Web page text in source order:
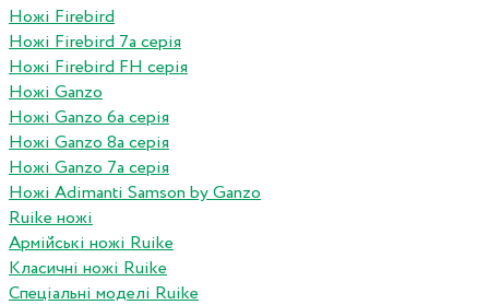
Ножі Firebird
Ножі Firebird 7а серія
Ножі Firebird FH серія
Ножі Ganzo
Ножі Ganzo 6а серія
Ножі Ganzo 8а серія
Ножі Ganzo 7а серія
Ножі Adimanti Samson by Ganzo
Ruike ножі
Армійські ножі Ruike
Класичні ножі Ruike
Спеціальні моделі Ruike